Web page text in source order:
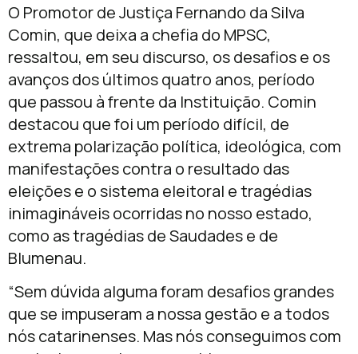
O Promotor de Justiça Fernando da Silva
Comin, que deixa a chefia do MPSC,
ressaltou, em seu discurso, os desafios e os
avanços dos últimos quatro anos, período
que passou à frente da Instituição. Comin
destacou que foi um período difícil, de
extrema polarização política, ideológica, com
manifestações contra o resultado das
eleições e o sistema eleitoral e tragédias
inimagináveis ocorridas no nosso estado,
como as tragédias de Saudades e de
Blumenau.
“Sem dúvida alguma foram desafios grandes
que se impuseram a nossa gestão e a todos
nós catarinenses. Mas nós conseguimos com